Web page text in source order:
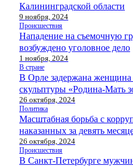
Калининградской области
9 ноября, 2024
Происшествия
Нападение на съемочную
возбуждено уголовное дело
1 ноября, 2024
В стране
В Орле задержана женщина
скульптуры «Родина-Мать
26 октября, 2024
Политика
Масштабная борьба с
наказанных за девять
26 октября, 2024
Происшествия
В Санкт-Петербурге